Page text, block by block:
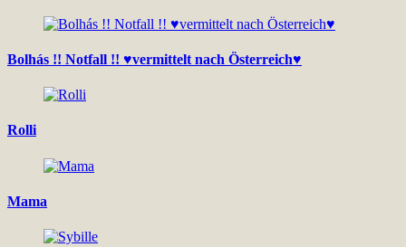
Bolhás !! Notfall !! ♥vermittelt nach Österreich♥
Rolli
Mama